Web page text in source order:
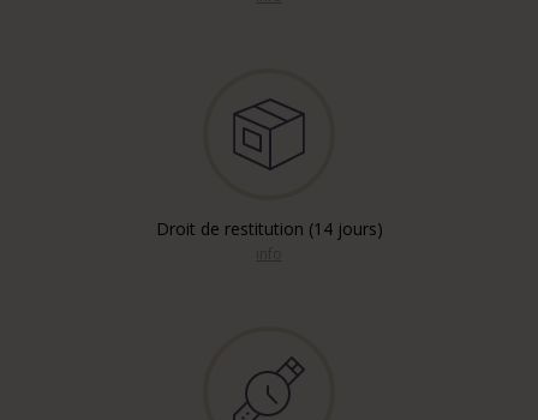
Droit de restitution (14 jours)